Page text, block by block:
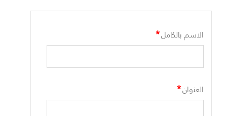
الاسم بالكامل*
العنوان*